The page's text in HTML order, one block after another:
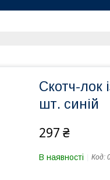
Скотч-лок
шт. синій
297 ₴
В наявності Код: